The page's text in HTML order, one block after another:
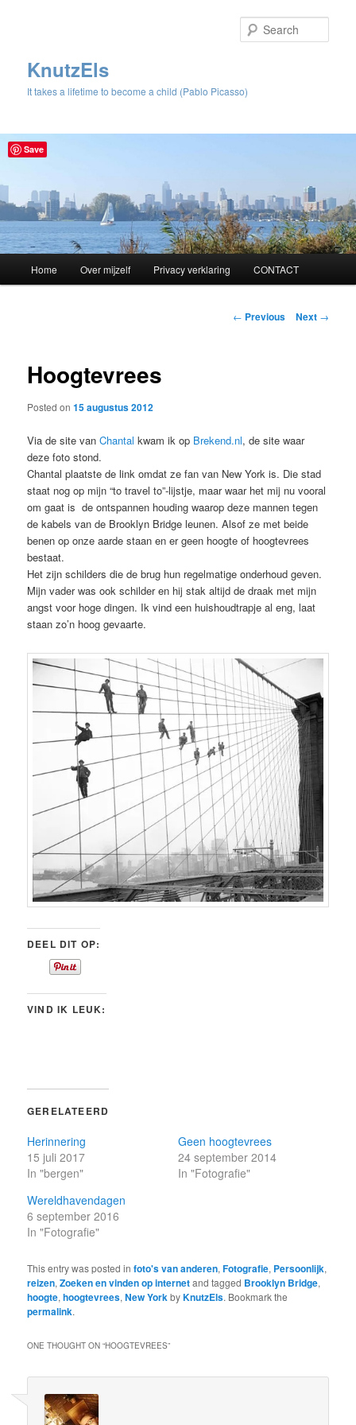
KnutzEls
It takes a lifetime to become a child (Pablo Picasso)
Skip
content
Home Over mijzelf Privacy verklaring CONTACT
Post
← Previous Next →
Hoogtevrees
Posted on15 augustus 2012
Via de site vanChantal kwam ik op Brekend.nl, de site waar
deze foto stond.
Chantal plaatste de link omdat ze fan van New York is. Die stad
staat nog op mijn “to travel to”-lijstje, maar waar het mij nu vooral
om gaat is de ontspannen houding waarop deze mannen tegen
de kabels van de Brooklyn Bridge leunen. Alsof ze met beide
benen op onze aarde staan en er geen hoogte of hoogtevrees
bestaat.
Het zijn schilders die de brug hun regelmatige onderhoud geven.
Mijn vader was ook schilder en hij stak altijd de draak met mijn
angst voor hoge dingen. Ik vind een huishoudtrapje al eng, laat
staan zo’n hoog gevaarte.
DEEL DIT OP:
VIND IK LEUK:
GERELATEERD
Herinnering
15 juli 2017
In "bergen"
Geen hoogtevrees
24 september 2014
In "Fotografie"
Wereldhavendagen
6 september 2016
In "Fotografie"
This entry was posted infoto's van anderen,Fotografie, Persoonlijk,
reizen,Zoeken en vinden op internetand tagged Brooklyn Bridge,
hoogte,hoogtevrees,New YorkbyKnutzEls. Bookmark the
permalink.
ONE THOUGHT ON “HOOGTEVREES”
Save